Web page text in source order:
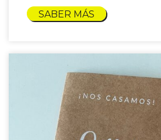
SABER MÁS